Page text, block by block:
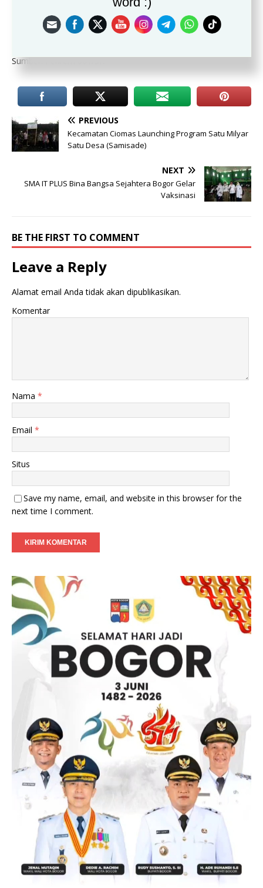
Bobar, Ketua Yayasan Bina Bangsa Sejahtera,Kepsek SMA
BBS Plus, Camat Bogor Selatan, Lurah Margajaya, Lurah
Bojongkerta, Babinsa dan Babinmas.
Sumber: Penrem 061/SK
PREVIOUS
Kecamatan Ciomas Launching Program Satu Milyar
Satu Desa (Samisade)
NEXT
SMA IT PLUS Bina Bangsa Sejahtera Bogor Gelar
Vaksinasi
BE THE FIRST TO COMMENT
Leave a Reply
Alamat email Anda tidak akan dipublikasikan.
Komentar
Nama *
Email *
Situs
Save my name, email, and website in this browser for the
next time I comment.